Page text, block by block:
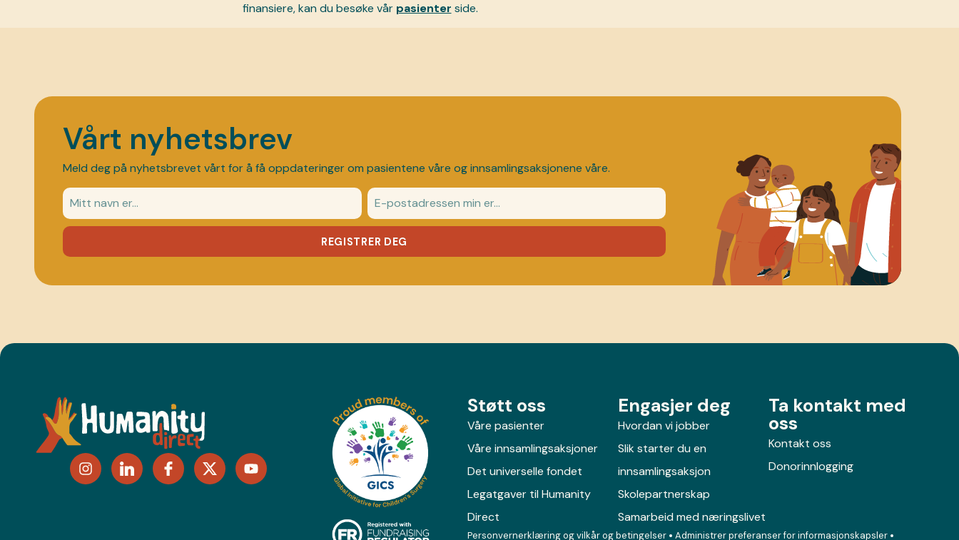
finansiere, kan du besøke vår pasienter side.
Vårt nyhetsbrev
Meld deg på nyhetsbrevet vårt for å få oppdateringer om pasientene våre og innsamlingsaksjonene våre.
REGISTRER DEG
Støtt oss
Våre pasienter
Våre innsamlingsaksjoner
Det universelle fondet
Legatgaver til Humanity
Direct
Engasjer deg
Hvordan vi jobber
Slik starter du en
innsamlingsaksjon
Skolepartnerskap
Samarbeid med næringslivet
Ta kontakt med
oss
Kontakt oss
Donorinnlogging
Personvernerklæring og vilkår og betingelser Administrer preferanser for informasjonskapsler